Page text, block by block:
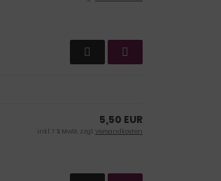
5,50 EUR
inkl. 7 % MwSt. zzgl.Versandkosten